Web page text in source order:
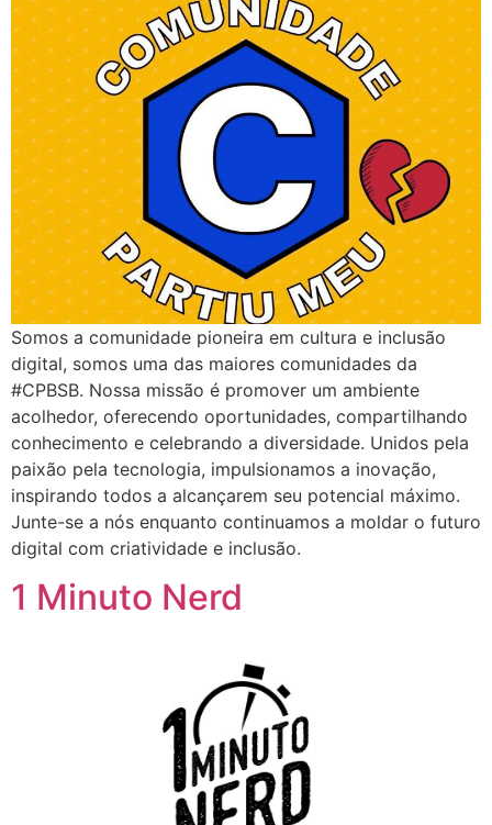
Somos a comunidade pioneira em cultura e inclusão
digital, somos uma das maiores comunidades da
#CPBSB. Nossa missão é promover um ambiente
acolhedor, oferecendo oportunidades, compartilhando
conhecimento e celebrando a diversidade. Unidos pela
paixão pela tecnologia, impulsionamos a inovação,
inspirando todos a alcançarem seu potencial máximo.
Junte-se a nós enquanto continuamos a moldar o futuro
digital com criatividade e inclusão.
1 Minuto Nerd